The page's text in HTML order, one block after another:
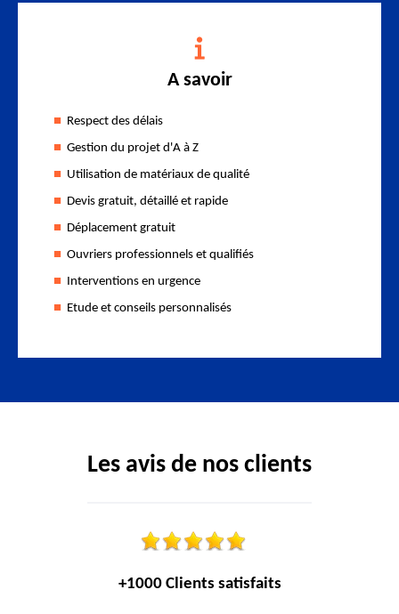
A savoir
Respect des délais
Gestion du projet d'A à Z
Utilisation de matériaux de qualité
Devis gratuit, détaillé et rapide
Déplacement gratuit
Ouvriers professionnels et qualifiés
Interventions en urgence
Etude et conseils personnalisés
Les avis de nos clients
+1000 Clients satisfaits